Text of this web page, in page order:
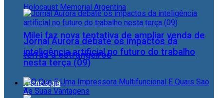
Milei faz nova tentativa de ampliar venda de
terras a estrangeiros
Tecnologia
Jornal Aurora debate os impactos da
inteligência artificial no futuro do trabalho
nesta terça (09)